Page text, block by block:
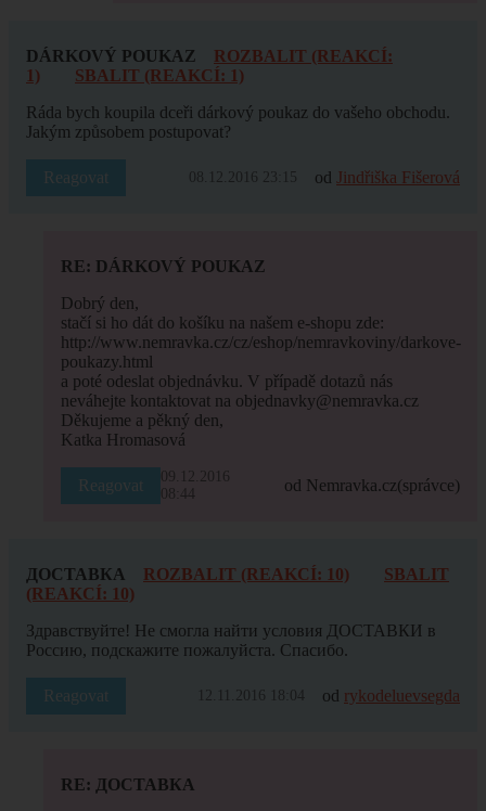
DÁRKOVÝ POUKAZ
ROZBALIT (REAKCÍ:
1)
SBALIT (REAKCÍ: 1)
Ráda bych koupila dceři dárkový poukaz do vašeho obchodu.
Jakým způsobem postupovat?
Reagovat 08.12.2016 23:15 od Jindřiška Fišerová
RE: DÁRKOVÝ POUKAZ
Dobrý den,
stačí si ho dát do košíku na našem e-shopu zde:
http://www.nemravka.cz/cz/eshop/nemravkoviny/darkove-
poukazy.html
a poté odeslat objednávku. V případě dotazů nás
neváhejte kontaktovat na objednavky@nemravka.cz
Děkujeme a pěkný den,
Katka Hromasová
Reagovat
09.12.2016
08:44
od Nemravka.cz(správce)
ДОСТАВКА ROZBALIT (REAKCÍ: 10)
SBALIT
(REAKCÍ: 10)
Здравствуйте! Не смогла найти условия ДОСТАВКИ в
Россию, подскажите пожалуйста. Спасибо.
Reagovat 12.11.2016 18:04 od rykodeluevsegda
RE: ДОСТАВКА